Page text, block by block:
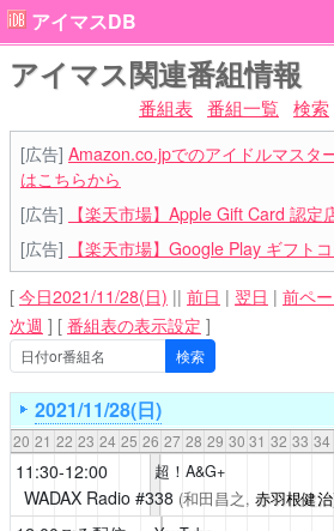
アイマスDB
アイマス関連番組情報
番組表 番組一覧 検索
[広告] Amazon.co.jpでのアイドルマスタ
はこちらから
[広告]
【楽天市場】Apple Gift Card 認定
[広告]
【楽天市場】Google Play ギフト
[ 今日2021/11/28(日) || 前日 | 翌日 | 前ペ
次週 ] [ 番組表の表示設定 ]
2021/11/28(日)
20 21 22 23 24 25 26 27 28 29 30 31 32 33 34
11:30-12:00 超！A&G+
WADAX Radio#338 (和田昌之, 赤羽根健治